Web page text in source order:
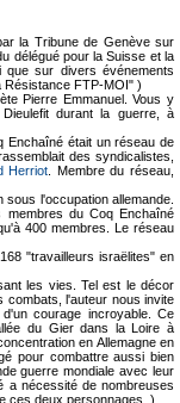
la Tribune de Genève sur
délégué pour la Suisse et la
que sur divers événements
Résistance FTP-MOI" )
Pierre Emmanuel. Vous y
durant la guerre, à
Enchaîné était un réseau de
des syndicalistes,
Herriot . Membre du réseau,
l'occupation allemande.
membres du Coq Enchaîné
400 membres. Le réseau
"travailleurs israëlites" en
les vies. Tel est le décor
combats, l'auteur nous invite
courage incroyable. Ce
du Gier dans la Loire à
en Allemagne en
pour combattre aussi bien
guerre mondiale avec leur
a nécessité de nombreuses
ces deux personnages. )